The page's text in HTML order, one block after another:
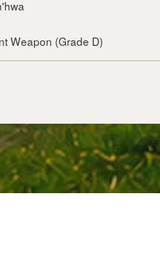
Weapon (Grade D)